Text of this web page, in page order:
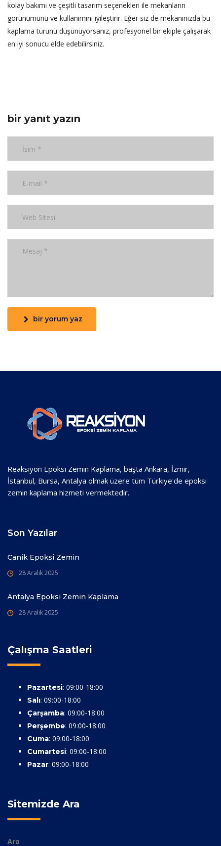
kolay bakımı ve çeşitli tasarım seçenekleri ile mekanların
görünümünü ve kullanımını iyileştirir. Eğer siz de mekanınızda bu
kaplama türünü düşünüyorsanız, profesyonel bir ekiple çalışarak
en iyi sonucu elde edebilirsiniz.
bir yanıt yazın
bir yorum yaz
Reaksiyon Epoksi Zemin Kaplama, başta Ankara, İzmir,
İstanbul, Bursa, Antalya olmak üzere tüm Türkiye'de epoksi
zemin kaplama hizmeti vermektedir.
Son Yazılar
Canik Epoksi Zemin
28 Aralık 2025
Antalya Epoksi Zemin Kaplama
28 Aralık 2025
Çalışma Saatleri
Pazartesi: 09:00-18:00
Salı: 09:00-18:00
Çarşamba: 09:00-18:00
Perşembe: 09:00-18:00
Cuma: 09:00-18:00
Cumartesi: 09:00-18:00
Pazar: 09:00-18:00
Sitemizde Ara
Ara